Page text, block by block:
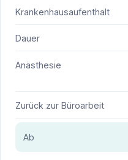
Krankenhausaufenthalt
Dauer
Anästhesie
Zurück zur Büroarbeit
Ab